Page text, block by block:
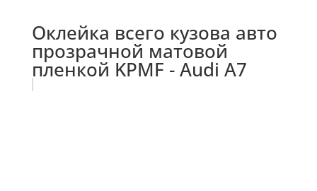
Оклейка всего кузова авто
прозрачной матовой
пленкой KPMF - Audi A7